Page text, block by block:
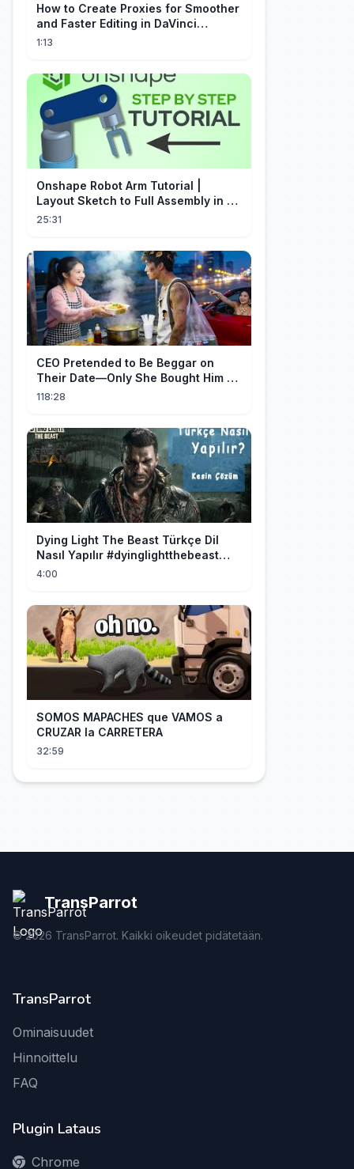
How to Create Proxies for Smoother
and Faster Editing in DaVinci
Resolve
1:13
Onshape Robot Arm Tutorial |
Layout Sketch to Full Assembly in 20
Minutes!
25:31
CEO Pretended to Be Beggar on
Their Date—Only She Bought Him a
Meal, and He Fell in Love!
118:28
Dying Light The Beast Türkçe Dil
Nasıl Yapılır #dyinglightthebeast
#gaming
4:00
SOMOS MAPACHES que VAMOS a
CRUZAR la CARRETERA
32:59
TransParrot
©2026 TransParrot. Kaikki oikeudet pidätetään.
TransParrot
Ominaisuudet
Hinnoittelu
FAQ
Plugin Lataus
Chrome